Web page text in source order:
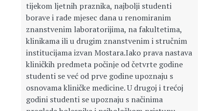
tijekom ljetnih praznika, najbolji studenti
borave i rade mjesec dana u renomiranim
znanstvenim laboratorijima, na fakultetima,
klinikama ili u drugim znanstvenim i stručnim
institucijama izvan Mostara.Iako prava nastava
kliničkih predmeta počinje od četvrte godine
studenti se već od prve godine upoznaju s
osnovama kliničke medicine. U drugoj i trećoj
godini studenti se upoznaju s načinima